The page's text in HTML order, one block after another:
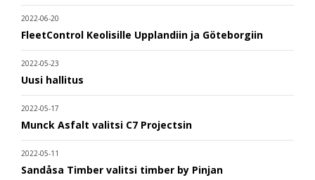
2022-06-20
FleetControl Keolisille Upplandiin ja Göteborgiin
2022-05-23
Uusi hallitus
2022-05-17
Munck Asfalt valitsi C7 Projectsin
2022-05-11
Sandåsa Timber valitsi timber by Pinjan